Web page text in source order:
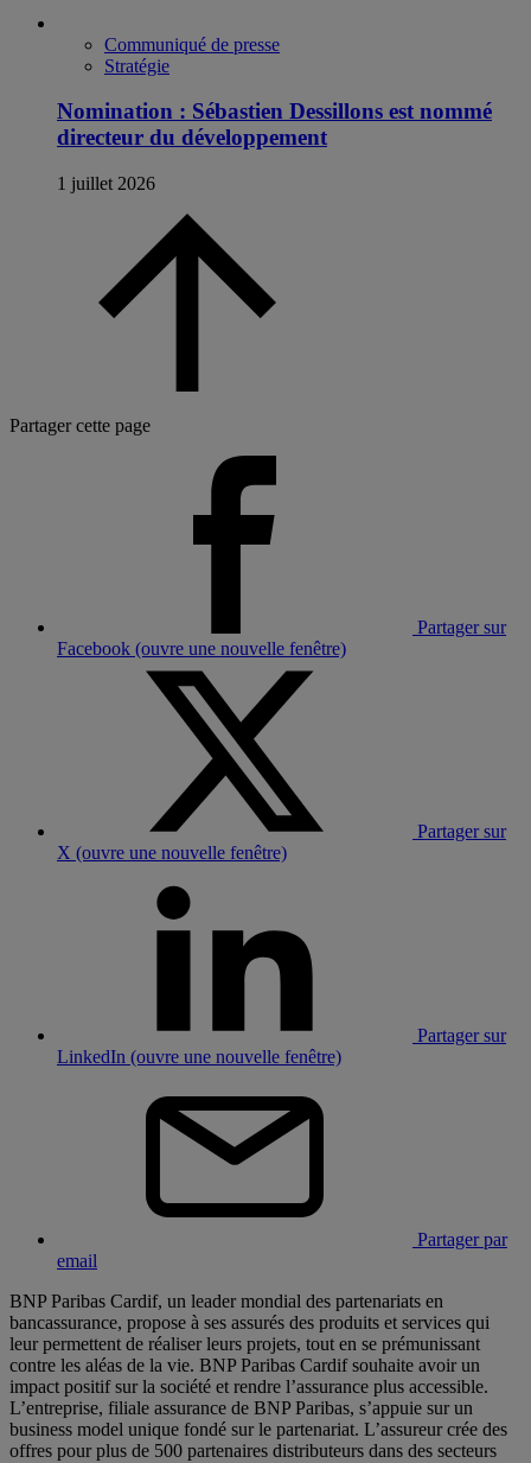
Communiqué de presse
Stratégie
Nomination : Sébastien Dessillons est nommé
directeur du développement
1 juillet 2026
Partager cette page
Partager sur
Facebook (ouvre une nouvelle fenêtre)
Partager sur
X (ouvre une nouvelle fenêtre)
Partager sur
LinkedIn (ouvre une nouvelle fenêtre)
Partager par
email
BNP Paribas Cardif, un leader mondial des partenariats en
bancassurance, propose à ses assurés des produits et services qui
leur permettent de réaliser leurs projets, tout en se prémunissant
contre les aléas de la vie. BNP Paribas Cardif souhaite avoir un
impact positif sur la société et rendre l’assurance plus accessible.
L’entreprise, filiale assurance de BNP Paribas, s’appuie sur un
business model unique fondé sur le partenariat. L’assureur crée des
offres pour plus de 500 partenaires distributeurs dans des secteurs